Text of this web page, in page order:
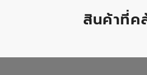
สินค้าที่ค